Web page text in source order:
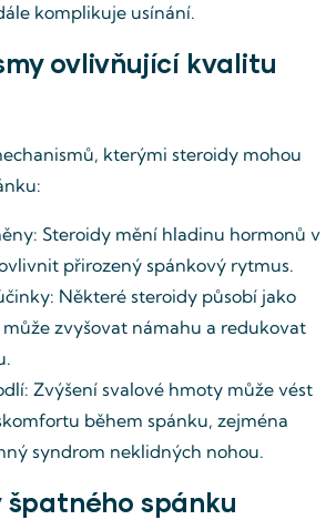
komplikuje usínání.
ovlivňující kvalitu
kterými steroidy mohou
Steroidy mění hladinu hormonů v
přirozený spánkový rytmus.
Některé steroidy působí jako
zvyšovat námahu a redukovat
Zvýšení svalové hmoty může vést
během spánku, zejména
syndrom neklidných nohou.
špatného spánku